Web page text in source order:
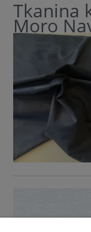
Tkanina
Moro